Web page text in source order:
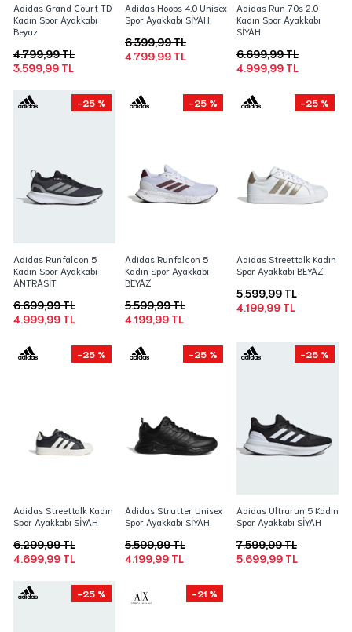
Adidas Grand Court TD
Kadın Spor Ayakkabı
Beyaz
3.599,99 TL
4.799,99 TL
Adidas Hoops 4.0 Unisex
Spor Ayakkabı SİYAH
4.799,99 TL
6.399,99 TL
Adidas Run 70s 2.0
Kadın Spor Ayakkabı
SİYAH
4.999,99 TL
6.699,99 TL
-25 %
Adidas Runfalcon 5
Kadın Spor Ayakkabı
ANTRASİT
4.999,99 TL
6.699,99 TL
-25 %
Adidas Runfalcon 5
Kadın Spor Ayakkabı
BEYAZ
4.199,99 TL
5.599,99 TL
-25 %
Adidas Streettalk Kadın
Spor Ayakkabı BEYAZ
4.199,99 TL
5.599,99 TL
-25 %
Adidas Streettalk Kadın
Spor Ayakkabı SİYAH
4.699,99 TL
6.299,99 TL
-25 %
Adidas Strutter Unisex
Spor Ayakkabı SİYAH
4.199,99 TL
5.599,99 TL
-25 %
Adidas Ultrarun 5 Kadın
Spor Ayakkabı SİYAH
5.699,99 TL
7.599,99 TL
-25 % -21 %